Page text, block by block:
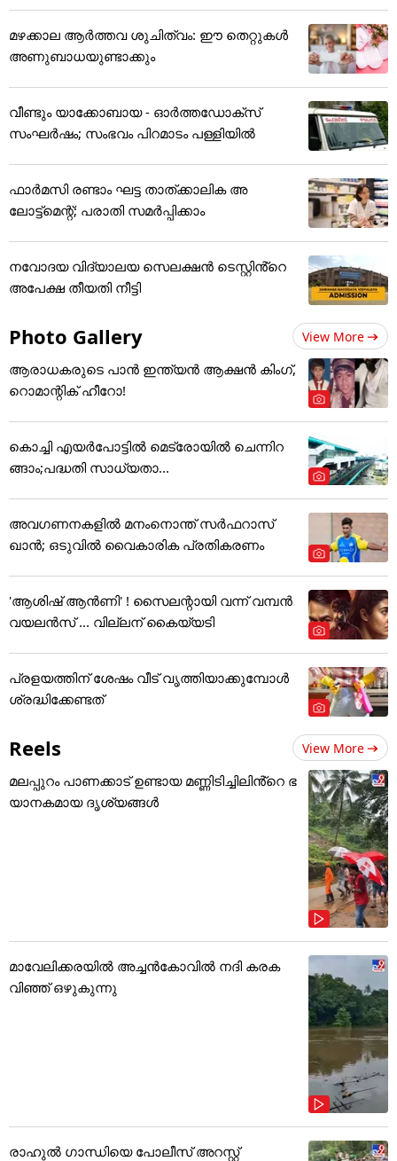
മഴക്കാല ആർത്തവ ശുചിത്വം: ഈ തെറ്റുകൾ
അണുബാധയുണ്ടാക്കും
വീണ്ടും യാക്കോബായ - ഓർത്തഡോക്സ്
സംഘർഷം; സംഭവം പിറമാടം പള്ളിയിൽ
ഫാർമസി രണ്ടാം ഘട്ട താത്ക്കാലിക അ
ലോട്ട്മെന്റ്; പരാതി സമർപ്പിക്കാം
നവോദയ വിദ്യാലയ സെലക്ഷൻ ടെസ്റ്റിൻ്റെ
അപേക്ഷ തീയതി നീട്ടി
Photo Gallery View More
ആരാധകരുടെ പാൻ ഇന്ത്യൻ ആക്ഷൻ കിംഗ്,
റൊമാന്റിക് ഹീറോ!
കൊച്ചി എയര്‍പോട്ടില്‍ മെട്രോയില്‍ ചെന്നിറ
ങ്ങാം;പദ്ധതി സാധ്യതാ...
അവഗണനകളില്‍ മനംനൊന്ത് സര്‍ഫറാസ്
ഖാന്‍; ഒടുവില്‍ വൈകാരിക പ്രതികരണം
'ആശിഷ് ആൻണി' ! സൈലന്റായി വന്ന് വമ്പൻ
വയലൻസ് ... വില്ലന് കൈയ്യടി
പ്രളയത്തിന് ശേഷം വീട് വൃത്തിയാക്കുമ്പോൾ
ശ്രദ്ധിക്കേണ്ടത്
Reels View More
മലപ്പുറം പാണക്കാട് ഉണ്ടായ മണ്ണിടിച്ചിലിൻ്റെ ഭ
യാനകമായ ദൃശ്യങ്ങൾ
മാവേലിക്കരയിൽ അച്ചൻകോവിൽ നദി കരക
വിഞ്ഞ് ഒഴുകുന്നു
രാഹുൽ ഗാന്ധിയെ പോലീസ് അറസ്റ്റ്